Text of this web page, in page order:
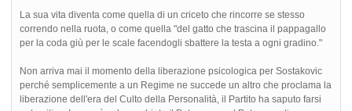
La sua vita diventa come quella di un criceto che rincorre se stesso
correndo nella ruota, o come quella "del gatto che trascina il pappagallo
per la coda giù per le scale facendogli sbattere la testa a ogni gradino."
Non arriva mai il momento della liberazione psicologica per Sostakovic
perché semplicemente a un Regime ne succede un altro che proclama la
liberazione dell'era del Culto della Personalità, il Partito ha saputo farsi